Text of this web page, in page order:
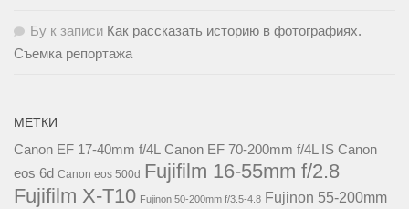
Бу к записи Как рассказать историю в фотографиях.
Съемка репортажа
МЕТКИ
Canon EF 17-40mm f/4L Canon EF 70-200mm f/4L IS Canon
eos 6d Canon eos 500d Fujifilm 16-55mm f/2.8
Fujifilm X-T10 Fujinon 50-200mm f/3.5-4.8 Fujinon 55-200mm